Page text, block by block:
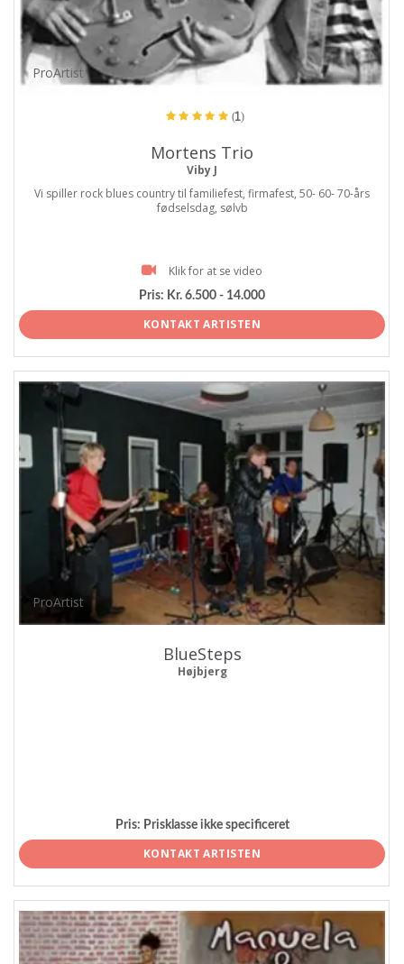
ProArtist
(1)
Mortens Trio
Viby J
Vi spiller rock blues country til familiefest, firmafest, 50- 60- 70-års
fødselsdag, sølvb
Klik for at se video
Pris: Kr. 6.500 - 14.000
KONTAKT ARTISTEN
ProArtist
BlueSteps
Højbjerg
Pris: Prisklasse ikke specificeret
KONTAKT ARTISTEN